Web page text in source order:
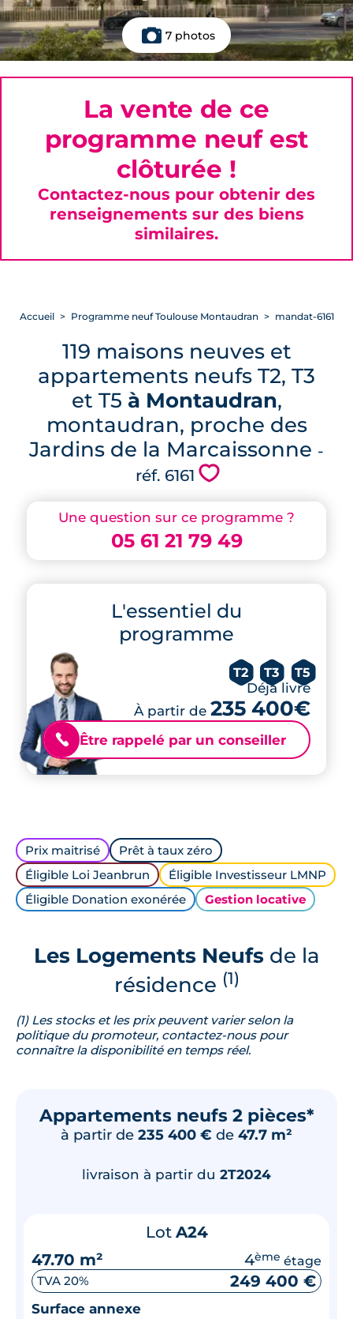
7 photos
Une question sur ce programme ?
05 61 21 79 49
L'essentiel du
programme
T2 T3 T5
Déjà livré
À partir de 235 400€
📞 Être rappelé par un conseiller
Accueil Programme neuf Toulouse Montaudran mandat-6161
119 maisons neuves et
appartements neufs T2, T3
et T5 à Montaudran,
montaudran, proche des
Jardins de la Marcaissonne -
réf. 6161 💗
La vente de ce
programme neuf est
clôturée !
Contactez-nous pour obtenir des
renseignements sur des biens
similaires.
Prix maitrisé
Prêt à taux zéro
Éligible Loi Jeanbrun
Éligible Investisseur LMNP
Éligible Donation exonérée
Gestion locative
Les Logements Neufsde la
résidence (1)
(1) Les stocks et les prix peuvent varier selon la
politique du promoteur, contactez-nous pour
connaître la disponibilité en temps réel.
Appartements neufs 2 pièces*
à partir de 235 400 € de 47.7 m²
livraison à partir du 2T2024
Lot A24
47.70 m²
4ème étage
TVA 20% 249 400 €
Surface annexe